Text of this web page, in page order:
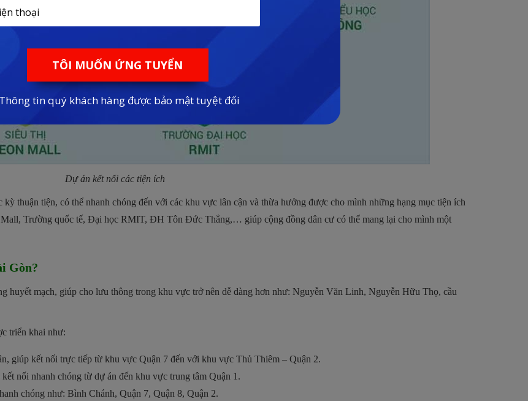
Dự án kết nối các tiện ích
thuận tiện, có thể nhanh chóng đến với các khu vực lân cận và thừa hưởng được cho mình những hạng mục tiện ích
Trường quốc tế, Đại học RMIT, ĐH Tôn Đức Thắng,… giúp cộng đồng dân cư có thể mang lại cho mình một
Gòn?
huyết mạch, giúp cho lưu thông trong khu vực trở nên dễ dàng hơn như: Nguyễn Văn Linh, Nguyễn Hữu Thọ, cầu
triển khai như:
giúp kết nối trực tiếp từ khu vực Quận 7 đến với khu vực Thủ Thiêm – Quận 2.
nối nhanh chóng từ dự án đến khu vực trung tâm Quận 1.
chóng như: Bình Chánh, Quận 7, Quận 8, Quận 2.